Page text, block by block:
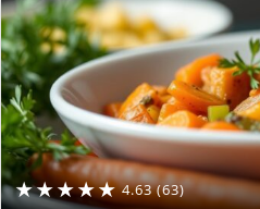
★★★★★ 4.63 (63)